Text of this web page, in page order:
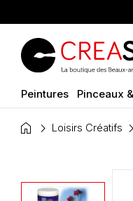
Peintures Pinceaux
home Loisirs Créatifs